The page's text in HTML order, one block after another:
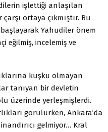
işlettiği anlaşılan
ortaya çıkmıştır. Bu
Yahudiler önem
eğilmiş, incelemiş ve
kuşku olmayan
tanıyan bir devletin
üzerinde yerleşmişlerdi.
görülürken, Ankara’da
gelmiyor… Kral